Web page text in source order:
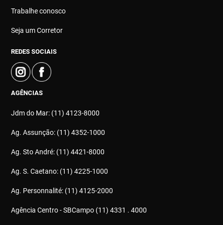
Trabalhe conosco
Seja um Corretor
REDES SOCIAIS
AGÊNCIAS
Jdm do Mar: (11) 4123-8000
Ag. Assunção: (11) 4352-1000
Ag. Sto André: (11) 4421-8000
Ag. S. Caetano: (11) 4225-1000
Ag. Personnalité: (11) 4125-2000
Agência Centro - SBCampo (11) 4331 . 4000